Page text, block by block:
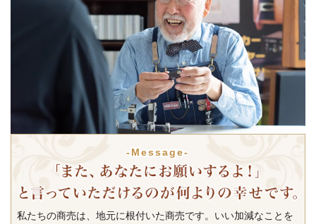
-Message-
私たちの商売は、地元に根付いた商売です。いい加減なことを